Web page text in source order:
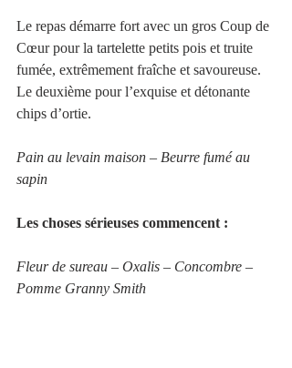
Le repas démarre fort avec un gros Coup de
Cœur pour la tartelette petits pois et truite
fumée, extrêmement fraîche et savoureuse.
Le deuxième pour l’exquise et détonante
chips d’ortie.
Pain au levain maison – Beurre fumé au
sapin
Les choses sérieuses commencent :
Fleur de sureau – Oxalis – Concombre –
Pomme Granny Smith